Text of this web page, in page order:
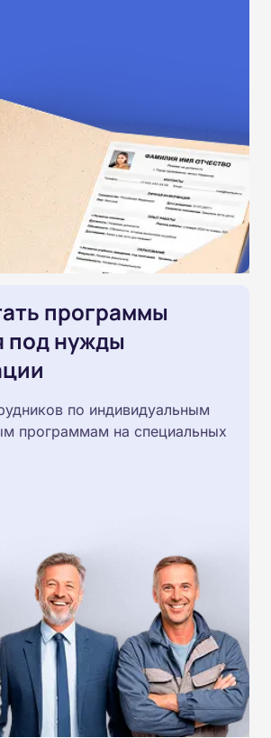
программы
под нужды
по индивидуальным
программам на специальных